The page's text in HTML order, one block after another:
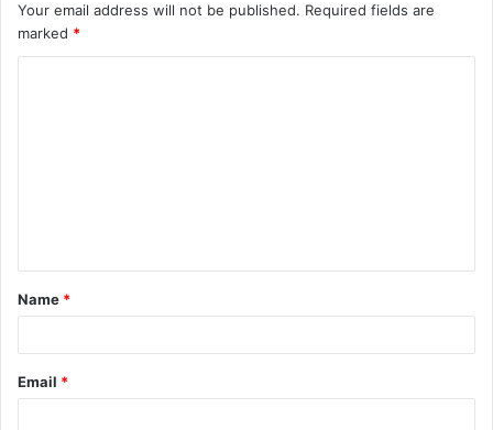
Your email address will not be published. Required fields are
marked *
t
*
Name *
Email *